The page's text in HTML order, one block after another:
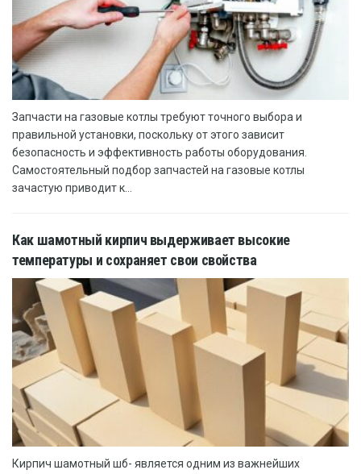
Запчасти на газовые котлы требуют точного выбора и
правильной установки, поскольку от этого зависит
безопасность и эффективность работы оборудования.
Самостоятельный подбор запчастей на газовые котлы
зачастую приводит к...
Как шамотный кирпич выдерживает высокие
температуры и сохраняет свои свойства
Кирпич шамотный шб- является одним из важнейших